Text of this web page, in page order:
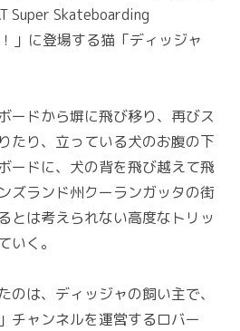
Super Skateboarding
」に登場する猫「ディッジャ
ードから塀に飛び移り、再びス
たり、立っている犬のお腹の下
ードに、犬の背を飛び越えて飛
ズランド州クーランガッタの街
とは考えられない高度なトリッ
いく。
は、ディッジャの飼い主で、
チャンネルを運営するロバー